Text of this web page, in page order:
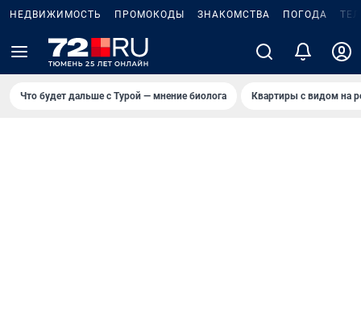
НЕДВИЖИМОСТЬ ПРОМОКОДЫ ЗНАКОМСТВА ПОГОДА
Что будет дальше с Турой — мнение биолога Квартиры с видом на